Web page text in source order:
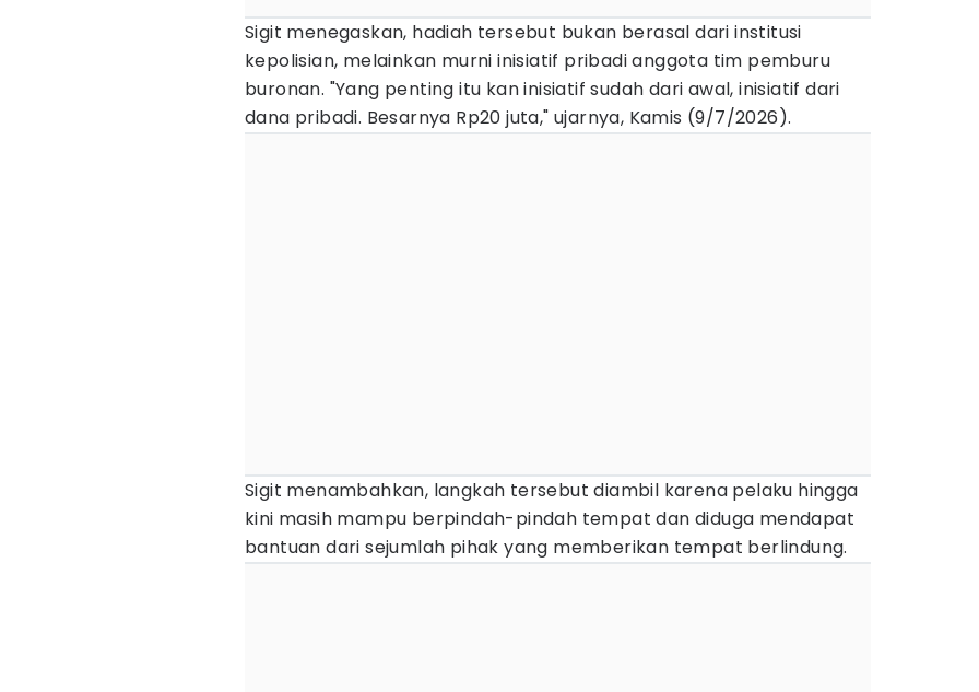
Sigit menegaskan, hadiah tersebut bukan berasal dari institusi
kepolisian, melainkan murni inisiatif pribadi anggota tim pemburu
buronan. "Yang penting itu kan inisiatif sudah dari awal, inisiatif dari
dana pribadi. Besarnya Rp20 juta," ujarnya, Kamis (9/7/2026).
Sigit menambahkan, langkah tersebut diambil karena pelaku hingga
kini masih mampu berpindah-pindah tempat dan diduga mendapat
bantuan dari sejumlah pihak yang memberikan tempat berlindung.